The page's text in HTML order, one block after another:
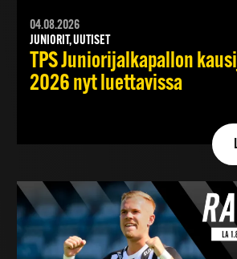
04.08.2026
JUNIORIT, UUTISET
TPS Juniorijalkapallon
2026 nyt luettavissa